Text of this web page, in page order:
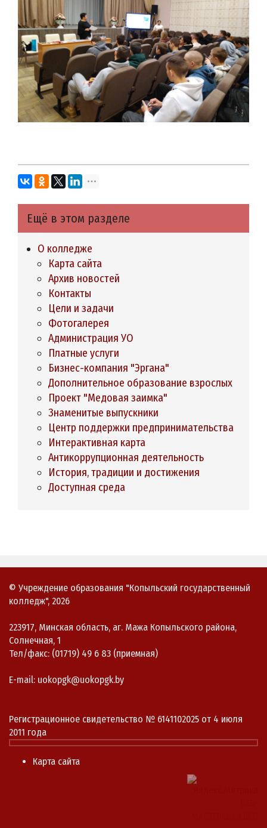
Ещё в этом разделе
О колледже
Карта сайта
Архив новостей
Контакты
Цели и задачи
Фотогалерея
Администрация УО
Платные услуги
Бизнес-компания "Эргана"
Дополнительное образование взрослых
Проект "Медовая заимка"
Знаменитые выпускники
Центр поддержки предпринимательства
Интерактивная карта
Антикоррупционная деятельность
История, традиции и достижения
Доступная среда
© Учреждение образования "Копыльский государственный
колледж", 2026
223917, Минская область, аг. Мажа Копыльского района,
Солнечная, 1
Тел/факс: (01719) 49 6 83 (приемная)
E-mail: uokopgk@uokopgk.by
Регистрационное свидетельство № 6141102025 от 4 июля
2011 года
Карта сайта